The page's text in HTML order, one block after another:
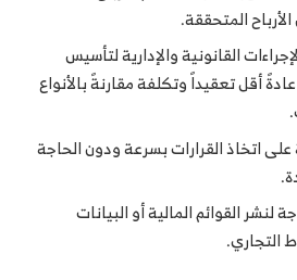
المتحققة.
القانونية والإدارية لتأسيس
أقل تعقيداً وتكلفة مقارنةً بالأنواع
على اتخاذ القرارات بسرعة ودون الحاجة
القوائم المالية أو البيانات
التجاري.